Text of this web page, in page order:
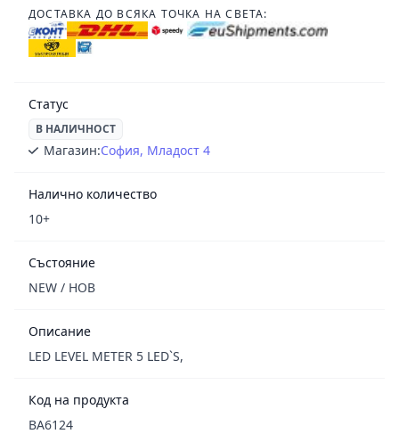
ДОСТАВКА ДО ВСЯКА ТОЧКА НА СВЕТА:
Статус
В НАЛИЧНОСТ
Магазин:София, Младост 4
Налично количество
10+
Състояние
NEW / НОВ
Описание
LED LEVEL METER 5 LED`S,
Код на продукта
BA6124